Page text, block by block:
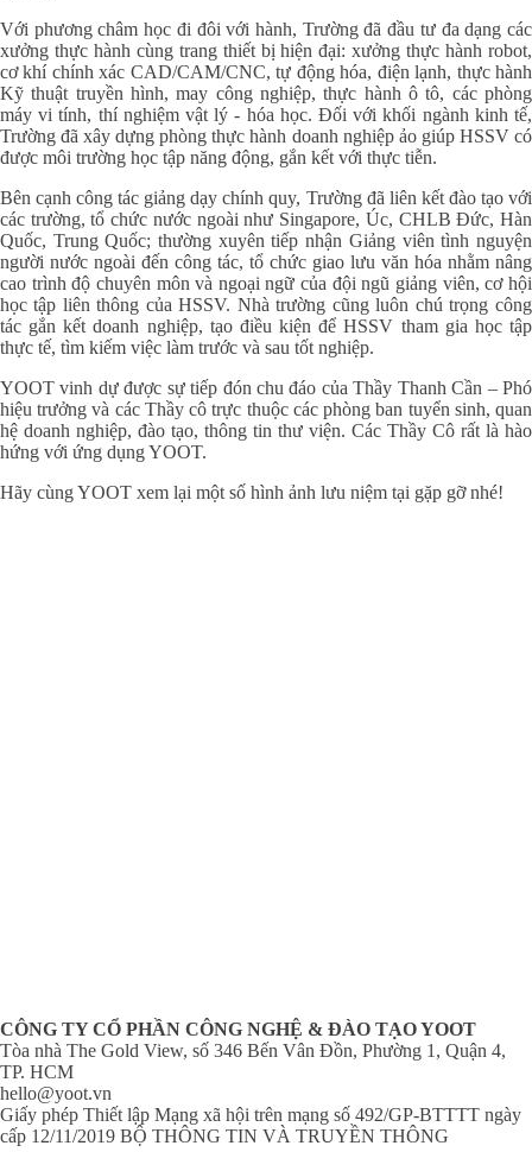
Với phương châm học đi đôi với hành, Trường đã đầu tư đa dạng các
xưởng thực hành cùng trang thiết bị hiện đại: xưởng thực hành robot,
cơ khí chính xác CAD/CAM/CNC, tự động hóa, điện lạnh, thực hành
Kỹ thuật truyền hình, may công nghiệp, thực hành ô tô, các phòng
máy vi tính, thí nghiệm vật lý - hóa học. Đối với khối ngành kinh tế,
Trường đã xây dựng phòng thực hành doanh nghiệp ảo giúp HSSV có
được môi trường học tập năng động, gắn kết với thực tiễn.
Bên cạnh công tác giảng dạy chính quy, Trường đã liên kết đào tạo với
các trường, tổ chức nước ngoài như Singapore, Úc, CHLB Đức, Hàn
Quốc, Trung Quốc; thường xuyên tiếp nhận Giảng viên tình nguyện
người nước ngoài đến công tác, tổ chức giao lưu văn hóa nhằm nâng
cao trình độ chuyên môn và ngoại ngữ của đội ngũ giảng viên, cơ hội
học tập liên thông của HSSV. Nhà trường cũng luôn chú trọng công
tác gắn kết doanh nghiệp, tạo điều kiện để HSSV tham gia học tập
thực tế, tìm kiếm việc làm trước và sau tốt nghiệp.
YOOT vinh dự được sự tiếp đón chu đáo của Thầy Thanh Cần – Phó
hiệu trưởng và các Thầy cô trực thuộc các phòng ban tuyển sinh, quan
hệ doanh nghiệp, đào tạo, thông tin thư viện. Các Thầy Cô rất là hào
hứng với ứng dụng YOOT.
Hãy cùng YOOT xem lại một số hình ảnh lưu niệm tại gặp gỡ nhé!
CÔNG TY CỔ PHẦN CÔNG NGHỆ & ĐÀO TẠO YOOT
Tòa nhà The Gold View, số 346 Bến Vân Đồn, Phường 1, Quận 4,
TP. HCM
hello@yoot.vn
Giấy phép Thiết lập Mạng xã hội trên mạng số 492/GP-BTTTT ngày
cấp 12/11/2019 BỘ THÔNG TIN VÀ TRUYỀN THÔNG